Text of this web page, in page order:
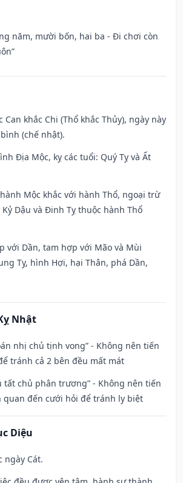
năm, mười bốn, hai ba - Đi chơi còn
Can khắc Chi (Thổ khắc Thủy), ngày này
(chế nhật).
Địa Mộc, kỵ các tuổi: Quý Tỵ và Ất
Mộc khắc với hành Thổ, ngoại trừ
Dậu và Đinh Tỵ thuộc hành Thổ
với Dần, tam hợp với Mão và Mùi
Tỵ, hình Hợi, hại Thân, phá Dần,
Nhật
nhị chủ tịnh vong” - Không nên tiến
tránh cả 2 bên đều mất mát
tất chủ phân trương” - Không nên tiến
quan đến cưới hỏi để tránh ly biệt
Diệu
ngày Cát.